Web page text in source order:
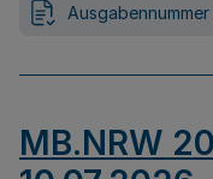
Ausgabennummer
MB.NRW